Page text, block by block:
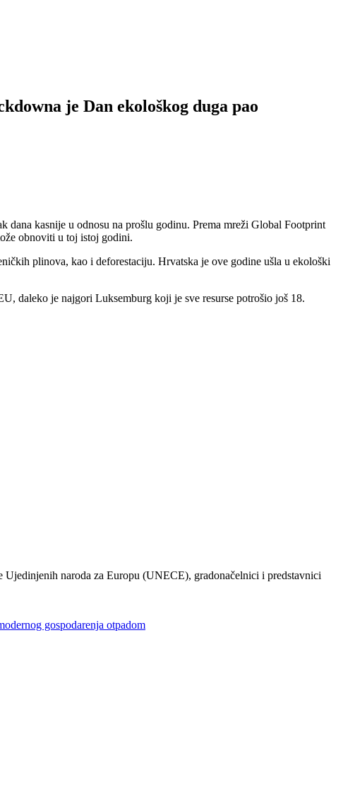
je Dan ekološkog duga pao
dana kasnije u odnosu na prošlu godinu. Prema mreži Global Footprint
obnoviti u toj istoj godini.
plinova, kao i deforestaciju. Hrvatska je ove godine ušla u ekološki
daleko je najgori Luksemburg koji je sve resurse potrošio još 18.
naroda za Europu (UNECE), gradonačelnici i predstavnici
gospodarenja otpadom